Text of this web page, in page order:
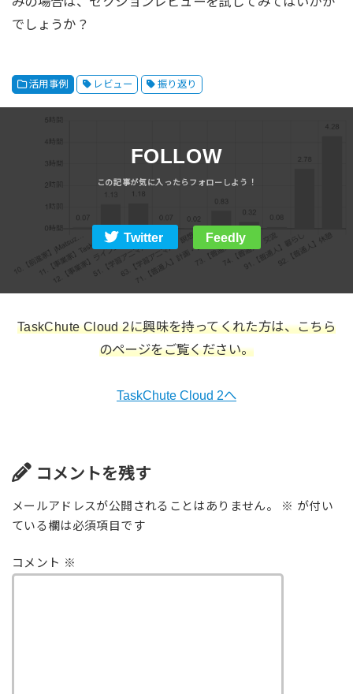
でしょうか？
活用事例 レビュー 振り返り
FOLLOW
Twitter Feedly
TaskChute Cloud 2に興味を持ってくれた方は、こちら
のページをご覧ください。
TaskChute Cloud 2へ
コメントを残す
メールアドレスが公開されることはありません。 ※ が付い
ている欄は必須項目です
コメント ※